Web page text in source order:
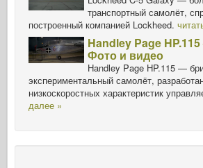
транспортный самолёт,
построенный компанией Lockheed.
Handley Page HP.115
Фото и видео
Handley Page HP.115 —
экспериментальный самолёт,
низкоскоростных характеристик
далее »